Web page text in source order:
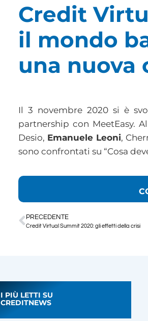
Credit
il mondo
una nuova
Il 3 novembre 2020 si è
partnership con MeetEasy.
Desio, Emanuele Leoni,
sono confrontati su “Cosa
PRECEDENTE
Credit Virtual Summit 2020: gli effetti della crisi
I PIÙ LETTI SU
CREDITNEWS